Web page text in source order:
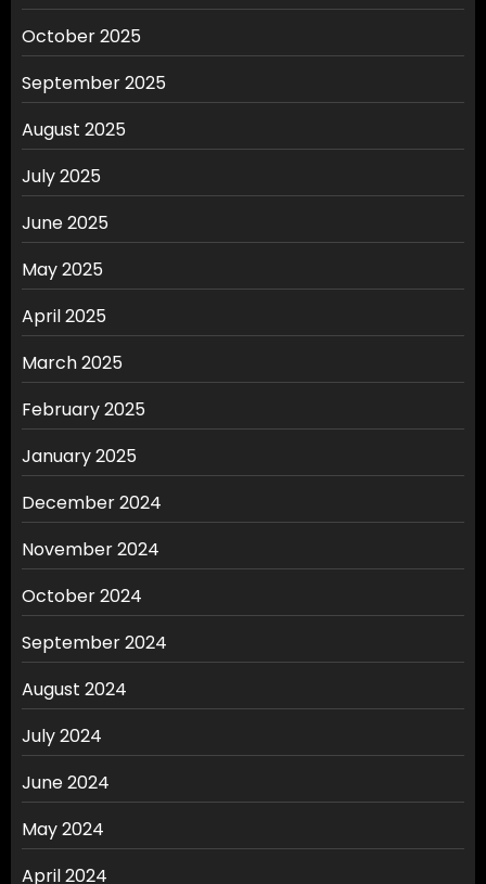
October 2025
September 2025
August 2025
July 2025
June 2025
May 2025
April 2025
March 2025
February 2025
January 2025
December 2024
November 2024
October 2024
September 2024
August 2024
July 2024
June 2024
May 2024
April 2024